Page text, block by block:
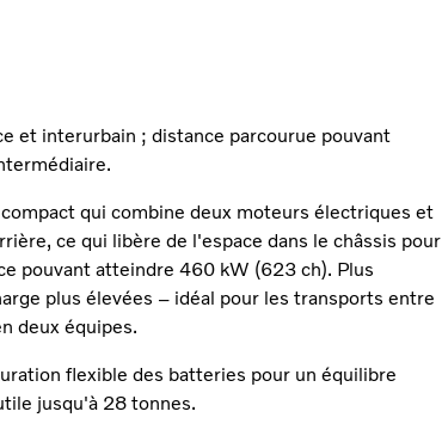
et interurbain ; distance parcourue pouvant
qui combine deux moteurs électriques et
ce qui libère de l'espace dans le châssis pour
pouvant atteindre 460 kW (623 ch). Plus
plus élevées – idéal pour les transports entre
deux équipes.
flexible des batteries pour un équilibre
jusqu'à 28 tonnes.